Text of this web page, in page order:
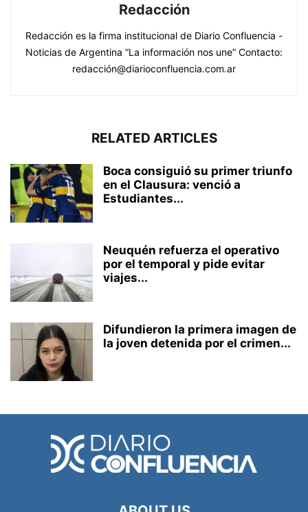
Redacción
Redacción es la firma institucional de Diario Confluencia -
Noticias de Argentina “La información nos une” Contacto:
redacción@diarioconfluencia.com.ar
RELATED ARTICLES
Boca consiguió su primer triunfo
en el Clausura: venció a
Estudiantes...
Neuquén refuerza el operativo
por el temporal y pide evitar
viajes...
Difundieron la primera imagen de
la joven detenida por el crimen...